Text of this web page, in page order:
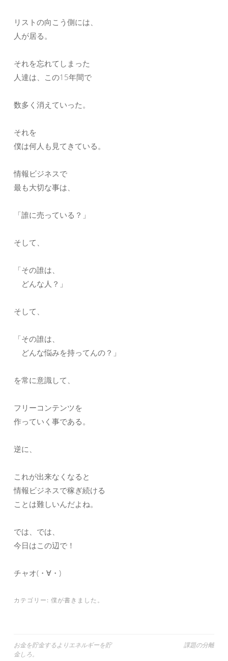
リストの向こう側には、
人が居る。
それを忘れてしまった
人達は、この15年間で
数多く消えていった。
それを
僕は何人も見てきている。
情報ビジネスで
最も大切な事は、
「誰に売っている？」
そして、
「その誰は、
どんな人？」
そして、
「その誰は、
どんな悩みを持ってんの？」
を常に意識して、
フリーコンテンツを
作っていく事である。
逆に、
これが出来なくなると
情報ビジネスで稼ぎ続ける
ことは難しいんだよね。
では、では、
今日はこの辺で！
チャオ(・∀・)
カテゴリー: 僕が書きました。
投
お金を貯金するよりエネルギーを貯
金しろ。
課題の分離